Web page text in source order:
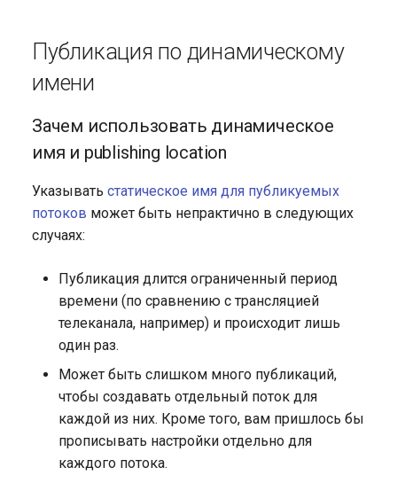
Публикация по динамическому
имени
Зачем использовать динамическое
имя и publishing location
Указывать статическое имя для публикуемых
потоков может быть непрактично в следующих
случаях:
Публикация длится ограниченный период
времени (по сравнению с трансляцией
телеканала, например) и происходит лишь
один раз.
Может быть слишком много публикаций,
чтобы создавать отдельный поток для
каждой из них. Кроме того, вам пришлось бы
прописывать настройки отдельно для
каждого потока.